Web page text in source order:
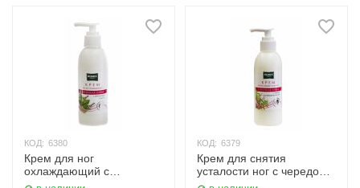
КОД: 6380
Крем для ног
охлаждающий с
ментолом 200 мл. Domix
КОД: 6379
Крем для cнятия
усталости ног с чередой
200 мл. Domix